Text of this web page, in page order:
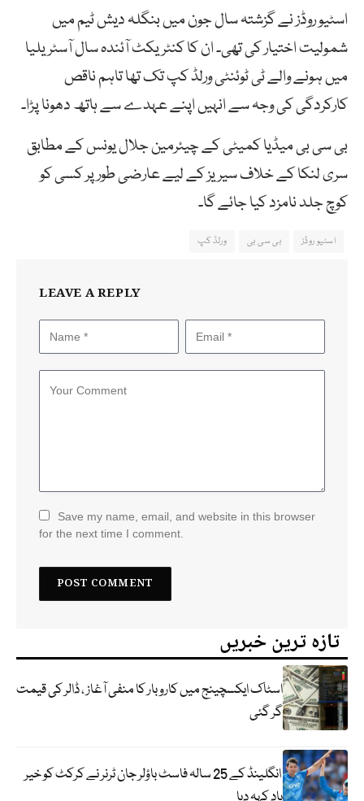
اسٹیو روڈز نے گزشتہ سال جون میں بنگلہ دیش ٹیم میں
شمولیت اختیار کی تھی۔ ان کا کنٹریکٹ آئندہ سال آسٹریلیا
میں ہونے والے ٹی ٹوئنٹی ورلڈ کپ تک تھا تاہم ناقص
کارکردگی کی وجہ سے انہیں اپنے عہدے سے ہاتھ دھونا پڑا۔
بی سی بی میڈیا کمیٹی کے چیئرمین جلال یونس کے مطابق
سری لنکا کے خلاف سیریز کے لیے عارضی طور پر کسی کو
کوچ جلد نامزد کیا جائے گا۔
اسٹیو روڈز بی سی بی ورلڈ کپ
LEAVE A REPLY
Save my name, email, and website in this browser
for the next time I comment.
تازہ ترین خبریں
اسٹاک ایکسچینج میں کاروبار کا منفی آغاز ، ڈالر کی قیمت
گر گئی
انگلینڈ کے 25 سالہ فاسٹ باؤلر جان ٹرنر نے کرکٹ کو خیر